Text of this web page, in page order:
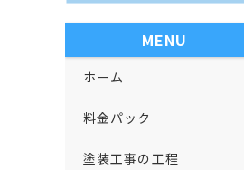
MENU
ホーム
料金パック
塗装工事の工程